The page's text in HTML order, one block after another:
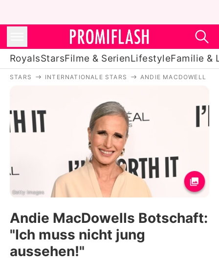
RoyalsStarsFilme & SerienLifestyleFamilie &
Stars
Filme & Serien
Lifestyle
Familie & Liebe
Promiflash Exklusiv
Alle Themen auf Promiflash
Jobs
STARS INTERNATIONALE STARS ANDIE MACDOWELL
Getty Images
Andie MacDowells Botschaft:
"Ich muss nicht jung
aussehen!"